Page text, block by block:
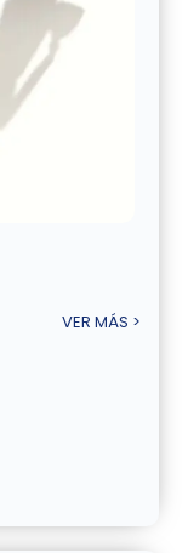
VER MÁS >